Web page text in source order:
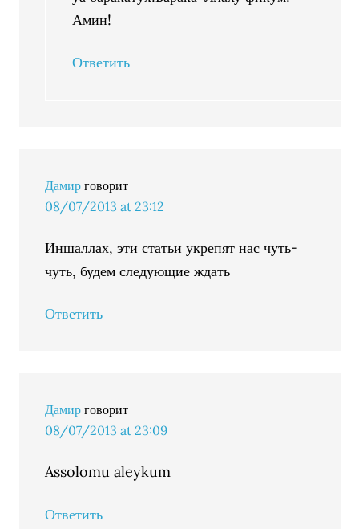
Амин!
Ответить
Дамир говорит
08/07/2013 at 23:12
Иншаллах, эти статьи укрепят нас чуть-
чуть, будем следующие ждать
Ответить
Дамир говорит
08/07/2013 at 23:09
Assolomu aleykum
Ответить